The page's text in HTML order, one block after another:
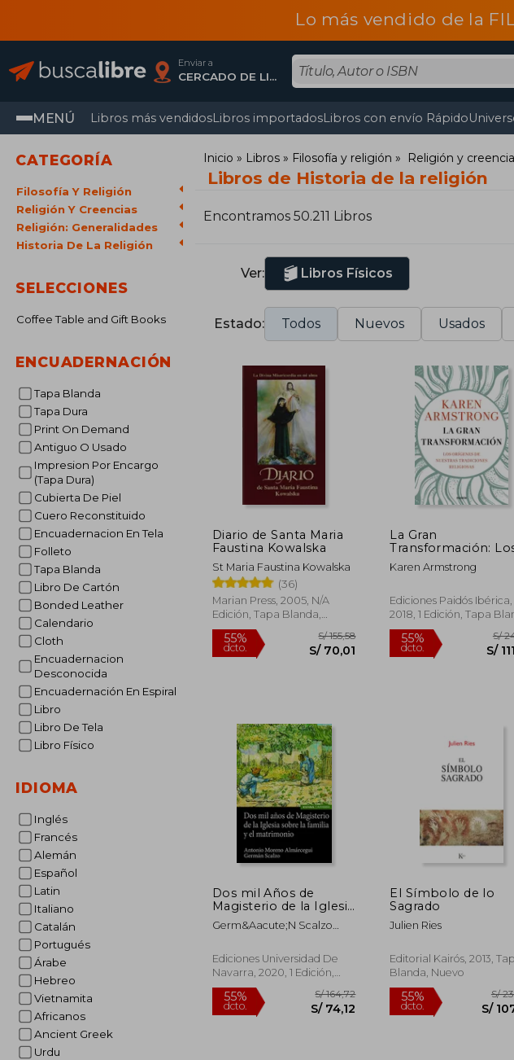
Lo más vendido de la
Enviar a
CERCADO DE LIMA, Lima
MENÚ Libros más vendidosLibros importadosLibros con envío Rápido
CATEGORÍA
Filosofía Y Religión
Religión Y Creencias
Religión: Generalidades
Historia De La Religión
SELECCIONES
Coffee Table and Gift Books
ENCUADERNACIÓN
Tapa Blanda
Tapa Dura
Print On Demand
Antiguo O Usado
Impresion Por Encargo
(Tapa Dura)
Cubierta De Piel
Cuero Reconstituido
Encuadernacion En Tela
Folleto
Tapa Blanda
Libro De Cartón
Bonded Leather
Calendario
Cloth
Encuadernacion
Desconocida
Encuadernación En Espiral
Libro
Libro De Tela
Libro Físico
IDIOMA
Inglés
Francés
Alemán
Español
Latin
Italiano
Catalán
Portugués
Árabe
Hebreo
Vietnamita
Africanos
Ancient Greek
Urdu
Inicio Libros Filosofía y religión Religión y
Libros de Historia de la religión
Encontramos 50.211 Libros
Ver: Libros Físicos
Estado: Todos Nuevos Usados
Diario de Santa Maria
Faustina Kowalska
St Maria Faustina Kowalska
(36)
Marian Press, 2005, N/A
Edición, Tapa Blanda,
Nuevo
La Gran
Transformación:
Orígenes de
Tradiciones
Karen Armstrong
Ediciones Paidós Ibérica,
2018, 1 Edición, Tapa
Nuevo
Dos mil Años de
Magisterio de la Iglesia
Sobre la Familia y el
Matrimonio
Germ&Aacute;N Scalzo
Alm&Aacute;Rcegui
Ediciones Universidad De
Navarra, 2020, 1 Edición,
Tapa Blanda, Nuevo
El Símbolo de lo
Sagrado
Julien Ries
Editorial Kairós, 2013,
Blanda, Nuevo